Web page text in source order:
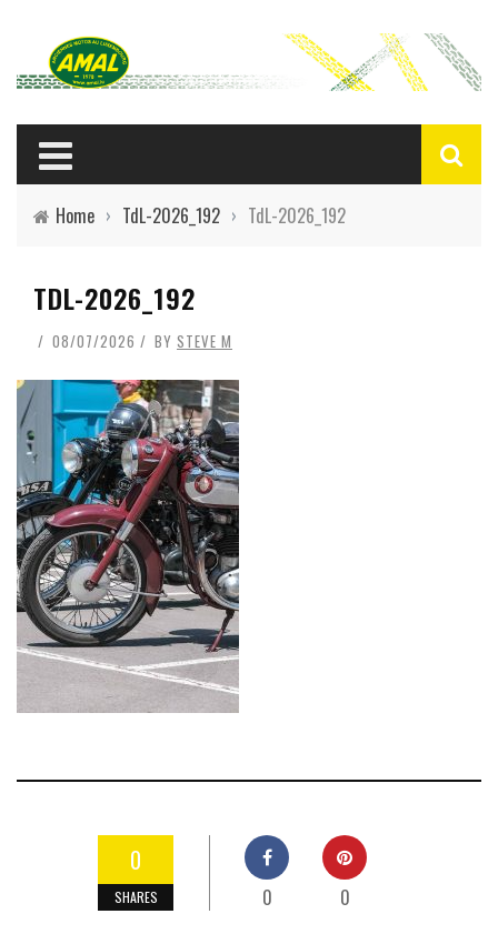
Home › TdL-2026_192 › TdL-2026_192
TDL-2026_192
08/07/2026 BY STEVE M
0
SHARES 0 0